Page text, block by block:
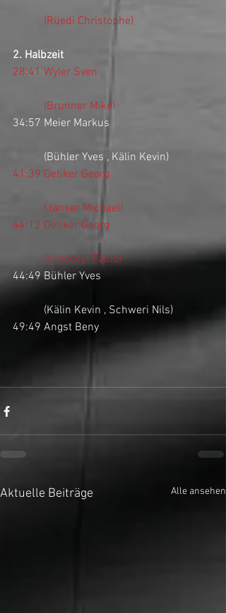
           (Rüedi Christophe)
2. Halbzeit
28:41 Wyler Sven
           (Brunner Mike)
34:57 Meier Markus
           (Bühler Yves , Kälin Kevin)
41:39 Oetiker Georg
           (Janser Michael)
44:12 Oetiker Georg
           (Vazsonyi Fabio)
44:49 Bühler Yves
           (Kälin Kevin , Schweri Nils)
49:49 Angst Beny
Aktuelle Beiträge Alle ansehen